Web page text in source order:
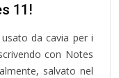
11!
da cavia per i
con Notes
salvato nel